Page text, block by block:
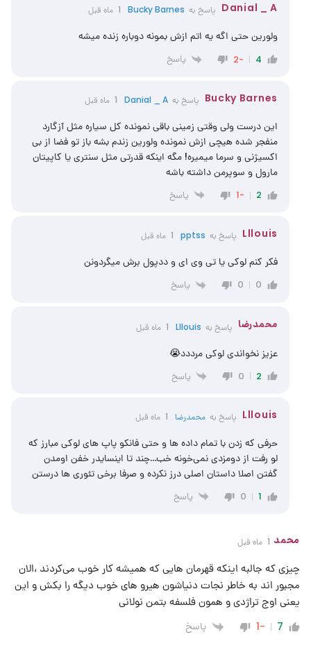
Danial _ A پاسخ به Bucky Barnes 1 ماه قبل
ولورین حتی اگه یه اتم ازش بمونه دوباره زنده میشه
4
-2 پاسخ
Bucky Barnes پاسخ بهDanial _ A 1 ماه قبل
این درست ولی وقتی زمینی باقی نمونده کل سیاره مثل آزگارد
منفجر شده هیچی ازش نمونده ولورین زندم بشه باز تو فضا از بی
اکسیژنی و سرما میمیره! مگه اینکه قدرتی مثل سنتری یا کاپیتان
مارول و سوپرمن داشته باشه
2
-1 پاسخ
Lllouis پاسخ به pptss 1 ماه قبل
فکر کنم لوکی یا تی وی ای و ددپول برش میگردونن
0
0 پاسخ
محمدرضا پاسخ به Lllouis 1 ماه قبل
عزیز نخواندی لوکی مرددد😭
2
0 پاسخ
Lllouis پاسخ به محمدرضا 1 ماه قبل
حرفی که زدن با تمام داده ها و حتی فانکو پاپ های لوکی مبارز که
لو رفت از دومزدی نمی‌خونه خب…چند تا اینسایدر خفن اومدن
گفتن اصلا داستان اصلی درز نکرده و صرفا برخی تئوری ها درستن
1
0 پاسخ
محمد 1 ماه قبل
چیزی که جالبه اینکه قهرمان هایی که همیشه کار خوب می‌کردند ،الان
مجبور اند به خاطر نجات دنیاشون هیرو های خوب دیگه را بکش و این
یعنی اوج تراژدی و همون فلسفه بتمن نولانی
7
-1 پاسخ